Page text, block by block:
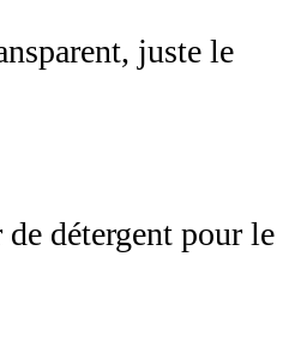
juste le
détergent pour le